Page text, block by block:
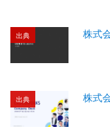
出典 株式
出典 株式